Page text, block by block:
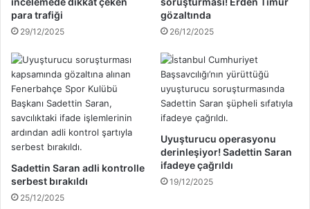
l
a
ı
n
d
a
b
i
r
y
u
n
a
i
k
h
a
r
ç
!
.
para trafiği
29/12/2025
gözaltında
26/12/2025
Sadettin Saran adli kontrolle
serbest bırakıldı
25/12/2025
Uyuşturucu operasyonu
derinleşiyor! Sadettin Saran
ifadeye çağrıldı
19/12/2025